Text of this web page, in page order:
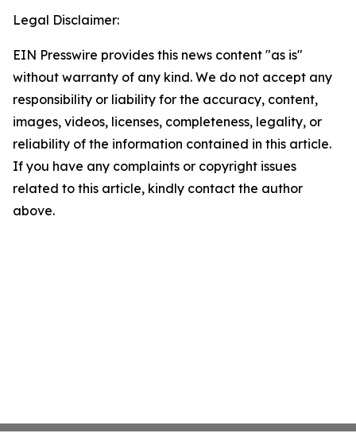
Legal Disclaimer:
EIN Presswire provides this news content "as is"
without warranty of any kind. We do not accept any
responsibility or liability for the accuracy, content,
images, videos, licenses, completeness, legality, or
reliability of the information contained in this article.
If you have any complaints or copyright issues
related to this article, kindly contact the author
above.